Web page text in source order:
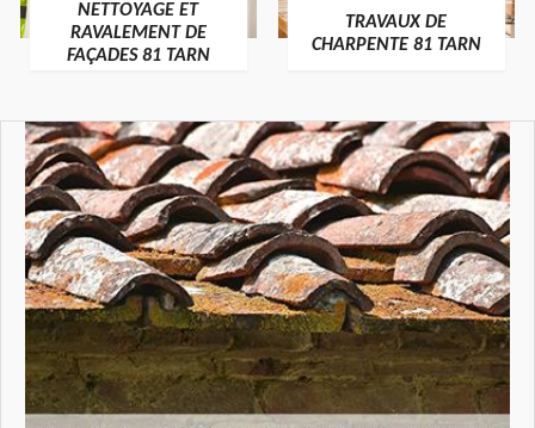
NETTOYAGE ET
RAVALEMENT DE
FAÇADES 81 TARN
TRAVAUX DE
CHARPENTE 81 TARN